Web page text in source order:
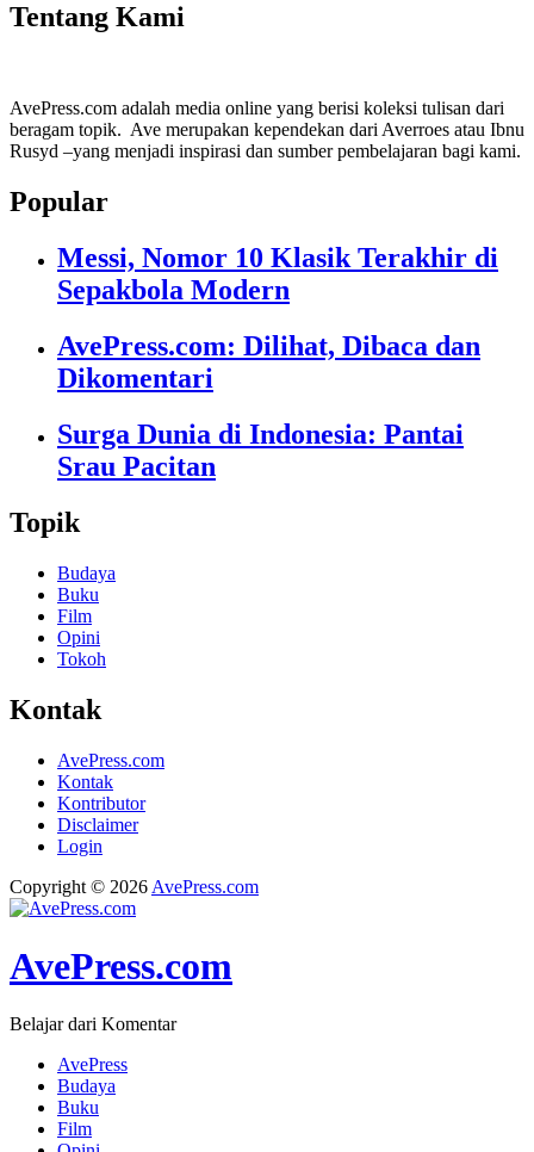
Tentang Kami
AvePress.com adalah media online yang berisi koleksi tulisan dari
beragam topik. Ave merupakan kependekan dari Averroes atau Ibnu
Rusyd –yang menjadi inspirasi dan sumber pembelajaran bagi kami.
Popular
Messi, Nomor 10 Klasik Terakhir di
Sepakbola Modern
AvePress.com: Dilihat, Dibaca dan
Dikomentari
Surga Dunia di Indonesia: Pantai
Srau Pacitan
Topik
Budaya
Buku
Film
Opini
Tokoh
Kontak
AvePress.com
Kontak
Kontributor
Disclaimer
Login
Copyright © 2026 AvePress.com
AvePress.com
Belajar dari Komentar
AvePress
Budaya
Buku
Film